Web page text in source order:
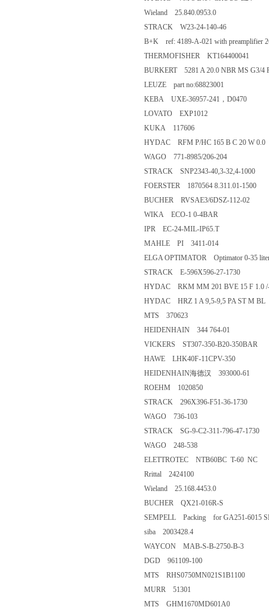
Wieland 25.840.0953.0
STRACK W23-24-140-46
B+K ref: 4189-A-021 with preamplifier
THERMOFISHER KT164400041
BURKERT 5281 A 20.0 NBR MS G3/4
LEUZE part no:68823001
KEBA UXE-36957-241，D0470
LOVATO EXP1012
KUKA 117606
HYDAC RFM P/HC 165 B C 20 W 0.0
WAGO 771-8985/206-204
STRACK SNP2343-40,3-32,4-1000
FOERSTER 1870564 8.311.01-1500
BUCHER RVSAE3/6DSZ-112-02
WIKA ECO-1 0-4BAR
IPR EC-24-MIL-IP65.T
MAHLE PI 3411-014
ELGA OPTIMATOR Optimator 0-35
STRACK E-596X596-27-1730
HYDAC RKM MM 201 BVE 15 F 1.0
HYDAC HRZ 1 A 9,5-9,5 PA ST M BL
MTS 370623
HEIDENHAIN 344 764-01
VICKERS ST307-350-B20-350BAR
HAWE LHK40F-11CPV-350
HEIDENHAIN海德汉 393000-61
ROEHM 1020850
STRACK 296X396-F51-36-1730
WAGO 736-103
STRACK SG-9-C2-311-796-47-1730
WAGO 248-538
ELETTROTEC NTB60BC T-60 NC
Rrittal 2424100
Wieland 25.168.4453.0
BUCHER QX21-016R-S
SEMPELL Packing for GA251-6015
siba 2003428.4
WAYCON MAB-S-B-2750-B-3
DGD 961109-100
MTS RHS0750MN021S1B1100
MURR 51301
MTS GHM1670MD601A0